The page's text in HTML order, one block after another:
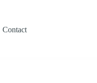
Contact